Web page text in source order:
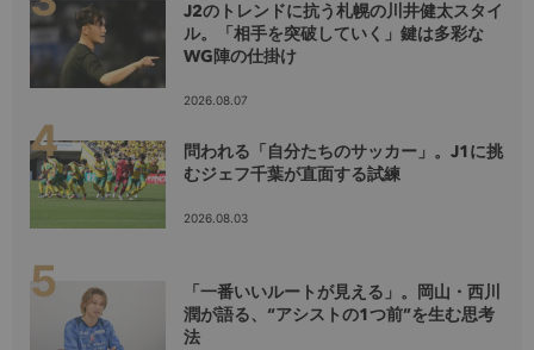
J2のトレンドに抗う札幌の川井健太スタイ
ル。「相手を突破していく」鍵は多彩な
WG陣の仕掛け
2026.08.07
問われる「自分たちのサッカー」。J1に挑
むジェフ千葉が直面する試練
2026.08.03
「一番いいルートが見える」。岡山・西川
潤が語る、“アシストの1つ前”を生む思考
法